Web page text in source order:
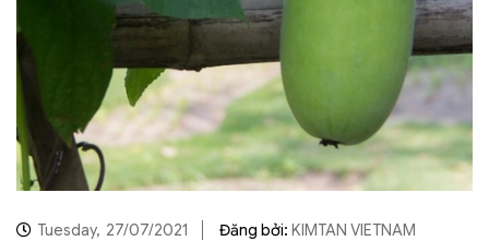
Tuesday, 27/07/2021 Đăng bởi: KIMTAN VIETNAM